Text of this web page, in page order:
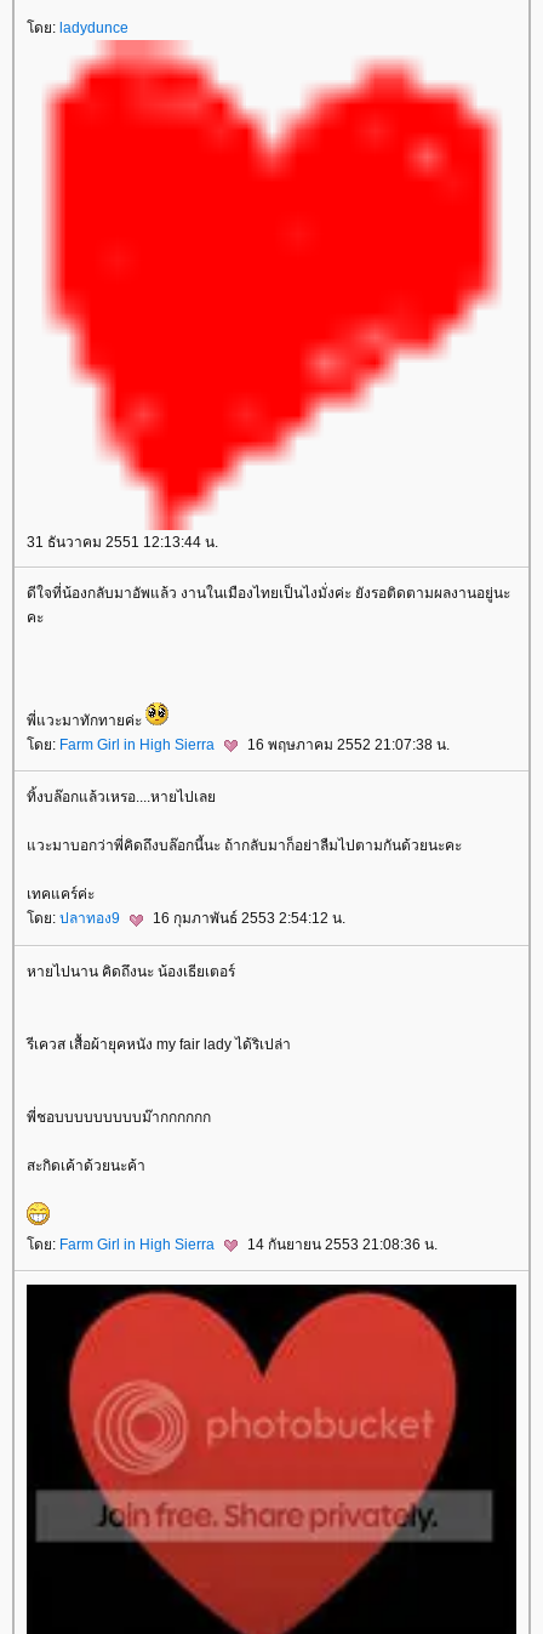
ดย: ladydunce
31 ธันวาคม 2551 12:13:44 น.
ดีใจที่น้องกลับมาอัพแล้ว งานในเมืองไทยเป็นไงมั่งค่ะ ยังรอติดตามผลงานอยู่นะ
คะ
พี่แวะมาทักทายค่ะ
ดย: Farm Girl in High Sierra 16 พฤษภาคม 2552 21:07:38 น.
ทิ้งบล๊อกแล้วเหรอ....หายไปเล
วะมาบอกว่าพี่คิดถึงบล๊อกนี้นะ ถ้ากลับมาก็อย่าลืมไปตามกันด้วยนะคะ
เทคแคร์ค่ะ
ดย: ปลาทอง9 16 กุมภาพันธ์ 2553 2:54:12 น.
หายไปนาน คิดถึงนะ น้องเธียเตอร์
รีเควส เสื้อผ้ายุคหนัง my fair lady ได้ริเปล่า
พี่ชอบบบบบบบบบม๊ากกกกกก
สะกิดเค้าด้วยนะค้า
ดย: Farm Girl in High Sierra 14 กันยายน 2553 21:08:36 น.